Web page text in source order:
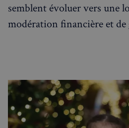
semblent évoluer vers une
modération financière et